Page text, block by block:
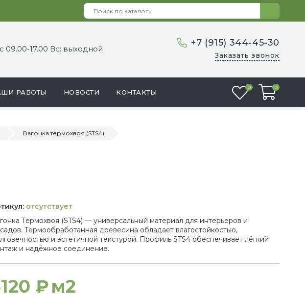
+7 (915) 344-45-30
Заказать звонок
09.00-17.00 Вс: выходной
РАБОТЫ НОВОСТИ КОНТАКТЫ
0
Избранное
0
Вагонка термохвоя (STS4)
отсутствует
Термохвоя (STS4) — универсальный материал для интерьеров и
Термообработанная древесина обладает влагостойкостью,
и эстетичной текстурой. Профиль STS4 обеспечивает лёгкий
и надёжное соединение.
₽м2